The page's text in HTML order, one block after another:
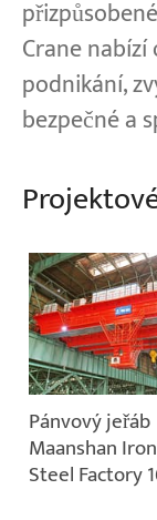
Crane
podnikání,
bezpečné a
Pánvový jeřáb
Maanshan
Steel Factory